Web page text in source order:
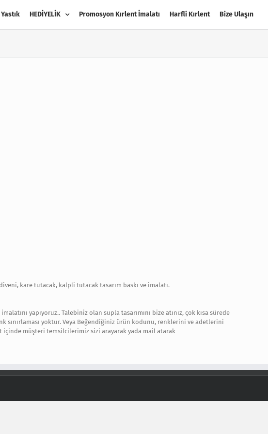
HEDİYELİK Promosyon Kırlent İmalatı Harfli Kırlent Bize Ulaşın
kare tutacak, kalpli tutacak tasarım baskı ve imalatı.
yapıyoruz.. Talebiniz olan supla tasarımını bize atınız, çok kısa sürede
sınırlaması yoktur. Veya Beğendiğiniz ürün kodunu, renklerini ve adetlerini
içinde müşteri temsilcilerimiz sizi arayarak yada mail atarak